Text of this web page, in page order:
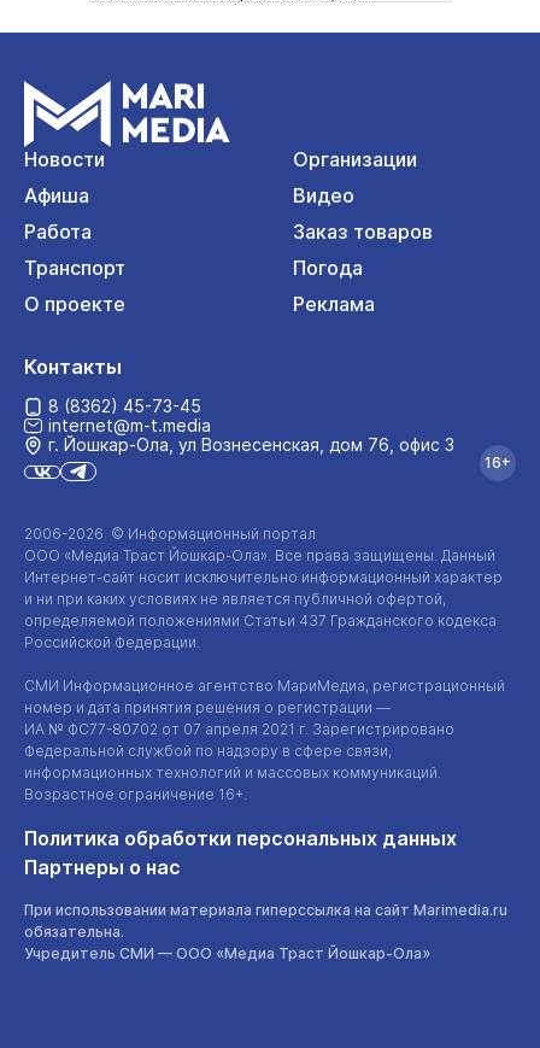
Новости
Организации
Афиша
Видео
Работа
Заказ товаров
Транспорт
Погода
О проекте
Реклама
2006-2026 © Информационный портал
ООО «Медиа Траст Йошкар-Ола». Все права защищены. Данный
Интернет-сайт носит исключительно информационный характер
и ни при каких условиях не является публичной офертой,
определяемой положениями Статьи 437 Гражданского кодекса
Российской Федерации.
СМИ Информационное агентство МариМедиа, регистрационный
номер и дата принятия решения о регистрации —
ИА № ФС77-80702 от 07 апреля 2021 г. Зарегистрировано
Федеральной службой по надзору в сфере связи,
информационных технологий и массовых коммуникаций.
Возрастное ограничение 16+.
Политика обработки персональных данных
Партнеры о нас
При использовании материала гиперссылка на сайт Marimedia.ru
обязательна.
Учредитель СМИ — ООО «Медиа Траст Йошкар-Ола»
Контакты
8 (8362) 45-73-45
internet@m-t.media
г. Йошкар‑Ола, ул Вознесенская, дом 76, офис 3
16+